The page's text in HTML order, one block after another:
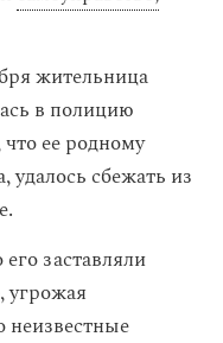
жительница
в полицию
ее родному
удалось сбежать из
заставляли
угрожая
неизвестные